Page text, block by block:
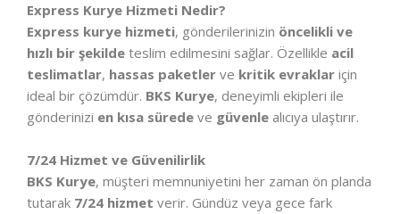
Express Kurye Hizmeti Nedir?
Express kurye hizmeti, gönderilerinizin öncelikli ve
hızlı bir şekilde teslim edilmesini sağlar. Özellikle acil
teslimatlar, hassas paketler ve kritik evraklar için
ideal bir çözümdür. BKS Kurye, deneyimli ekipleri ile
gönderinizi en kısa sürede ve güvenle alıcıya ulaştırır.
7/24 Hizmet ve Güvenilirlik
BKS Kurye, müşteri memnuniyetini her zaman ön planda
tutarak 7/24 hizmet verir. Gündüz veya gece fark